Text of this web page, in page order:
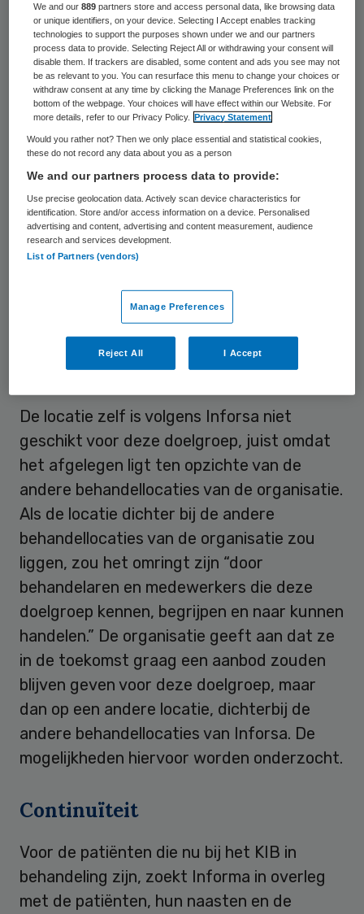
vanuit de ziekte soms
ook agressiever, worden en nog meer
intensieve zorg nodig hebben”, is te lezenop
de website van Inforsa. “Inforsa heeft al
enige tijd grote moeite om de
personeelsbezetting voor deze kliniek op pijl
te houden. Helaas hebben recent een
aantal behandelaren gekozen om ergens
anders te gaan werken. Hierdoor is er een
acuut probleem ontstaan. Wij kunnen door
het grote ontstane capaciteitstekort niet
garanderen die, zeker voor deze kwetsbare
doelgroep, nodig is.”
Locatie
De locatie zelf is volgens Inforsa niet
geschikt voor deze doelgroep, juist omdat
het afgelegen ligt ten opzichte van de
andere behandellocaties van de organisatie.
Als de locatie dichter bij de andere
behandellocaties van de organisatie zou
liggen, zou het omringt zijn “door
behandelaren en medewerkers die deze
doelgroep kennen, begrijpen en naar kunnen
handelen.” De organisatie geeft aan dat ze
in de toekomst graag een aanbod zouden
blijven geven voor deze doelgroep, maar
dan op een andere locatie, dichterbij de
andere behandellocaties van Inforsa. De
mogelijkheden hiervoor worden onderzocht.
Continuïteit
Voor de patiënten die nu bij het KIB in
behandeling zijn, zoekt Informa in overleg
met de patiënten, hun naasten en de
We and our889 partners store and access personal data, like browsing data
or unique identifiers, on your device. Selecting I Accept enables tracking
technologies to support the purposes shown under we and our partners
process data to provide. Selecting Reject All or withdrawing your consent will
disable them. If trackers are disabled, some content and ads you see may not
be as relevant to you. You can resurface this menu to change your choices or
withdraw consent at any time by clicking the Manage Preferences link on the
bottom of the webpage. Your choices will have effect within our Website. For
more details, refer to our Privacy Policy.
Privacy Statement
Would you rather not? Then we only place essential and statistical cookies,
these do not record any data about you as a person
We and our partners process data to provide:
Use precise geolocation data. Actively scan device characteristics for
identification. Store and/or access information on a device. Personalised
advertising and content, advertising and content measurement, audience
research and services development.
List of Partners (vendors)
Manage Preferences
Reject All I Accept